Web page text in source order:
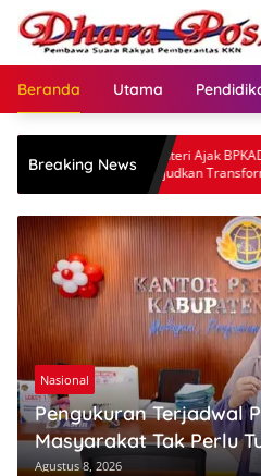
Langsung
konten
Beranda Utama
Breaking News
Menteri Ajak BPKAD dan IPPAT se-
Wujudkan Transformasi Layanan
Nasional
Pengukuran Terjadwal
Masyarakat Tak Perlu
Agustus 8, 2026